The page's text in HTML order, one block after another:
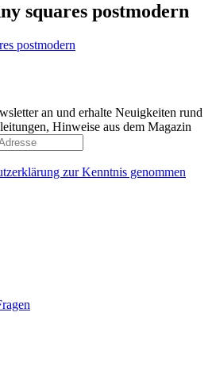
squares postmodern
an und erhalte Neuigkeiten rund
Hinweise aus dem Magazin
zur Kenntnis genommen